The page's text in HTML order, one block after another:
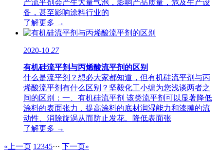
产流平剂会产生大量气泡，影响产品质量，危及生产设
备，甚至影响涂料行业的
了解更多 →
2020-10 27
有机硅流平剂与丙烯酸流平剂的区别
什么是流平剂？想必大家都知道，但有机硅流平剂与丙
烯酸流平剂有什么区别？坚毅化工小编为您浅谈两者之
间的区别：一、有机硅流平剂 该类流平剂可以显著降低
涂料的表面张力，提高涂料的底材润湿能力和漆膜的流
动性、消除旋涡从而防止发花。降低表面张
了解更多 →
«上一页 1 2345··· 下一页»